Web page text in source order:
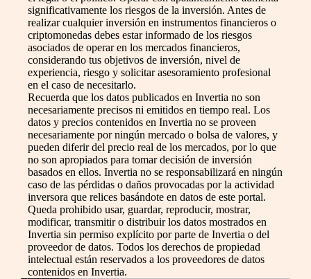
significativamente los riesgos de la inversión. Antes de
realizar cualquier inversión en instrumentos financieros o
criptomonedas debes estar informado de los riesgos
asociados de operar en los mercados financieros,
considerando tus objetivos de inversión, nivel de
experiencia, riesgo y solicitar asesoramiento profesional
en el caso de necesitarlo.
Recuerda que los datos publicados en Invertia no son
necesariamente precisos ni emitidos en tiempo real. Los
datos y precios contenidos en Invertia no se proveen
necesariamente por ningún mercado o bolsa de valores, y
pueden diferir del precio real de los mercados, por lo que
no son apropiados para tomar decisión de inversión
basados en ellos. Invertia no se responsabilizará en ningún
caso de las pérdidas o daños provocadas por la actividad
inversora que relices basándote en datos de este portal.
Queda prohibido usar, guardar, reproducir, mostrar,
modificar, transmitir o distribuir los datos mostrados en
Invertia sin permiso explícito por parte de Invertia o del
proveedor de datos. Todos los derechos de propiedad
intelectual están reservados a los proveedores de datos
contenidos en Invertia.